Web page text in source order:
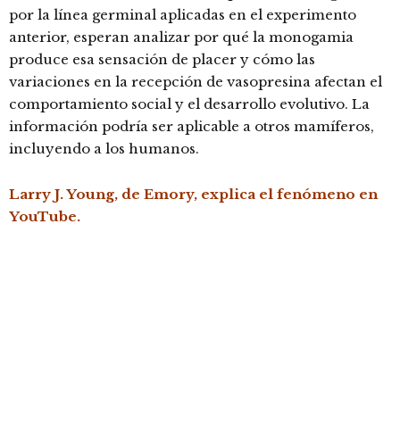
por la línea germinal aplicadas en el experimento
anterior, esperan analizar por qué la monogamia
produce esa sensación de placer y cómo las
variaciones en la recepción de vasopresina afectan el
comportamiento social y el desarrollo evolutivo. La
información podría ser aplicable a otros mamíferos,
incluyendo a los humanos.
Larry J. Young, de Emory, explica el fenómeno en
YouTube.